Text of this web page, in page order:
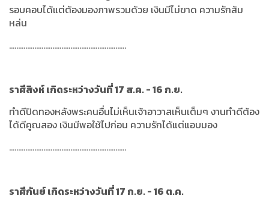
รอบคอบได้แต่ต้องมองภาพรวมด้วย เงินมีไม่ขาด ความรักส้ม
หล่น
.................................................................
ราศีสิงห์ เกิดระหว่างวันที่ 17 ส.ค. - 16 ก.ย.
ทำดีปิดทองหลังพระคนอื่นไม่เห็นเจ้าอาวาสเห็นเต็มๆ งานทำดีต้อง
ได้ดีคูณสอง เงินมีพอใช้ไปก่อน ความรักได้แต่แอบมอง
.................................................................
ราศีกันย์ เกิดระหว่างวันที่ 17 ก.ย. - 16 ต.ค.